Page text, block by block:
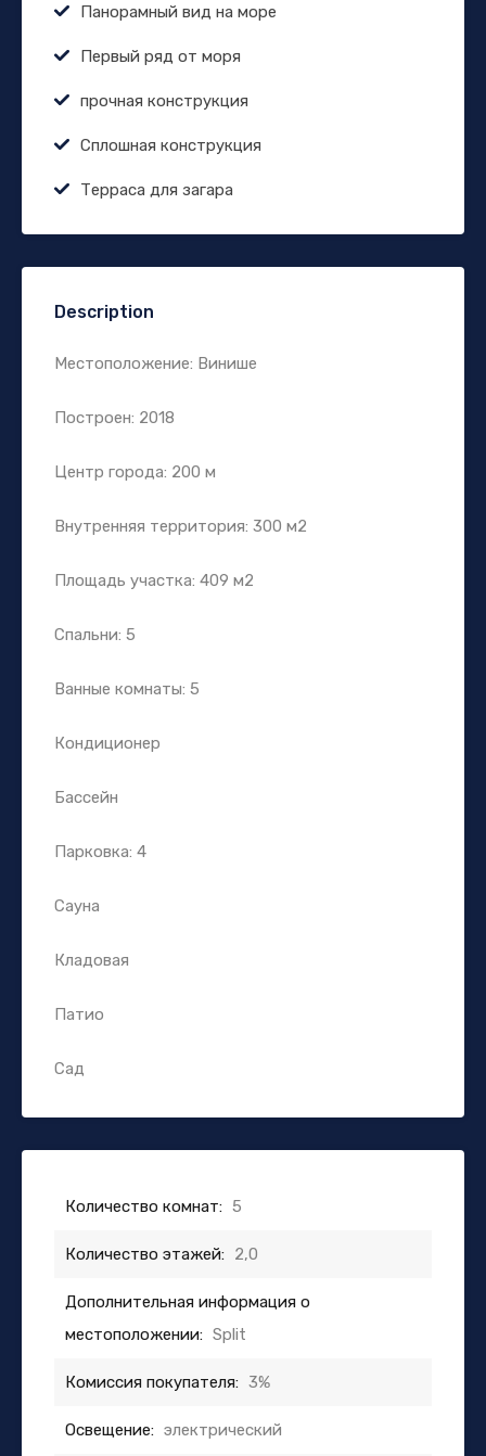
Панорамный вид на море
Первый ряд от моря
прочная конструкция
Сплошная конструкция
Терраса для загара
Description
Местоположение: Винише
Построен: 2018
Центр города: 200 м
Внутренняя территория: 300 м2
Площадь участка: 409 м2
Спальни: 5
Ванные комнаты: 5
Кондиционер
Бассейн
Парковка: 4
Сауна
Кладовая
Патио
Сад
Количество комнат: 5
Количество этажей: 2,0
Дополнительная информация о
местоположении: Split
Комиссия покупателя: 3%
Освещение: электрический